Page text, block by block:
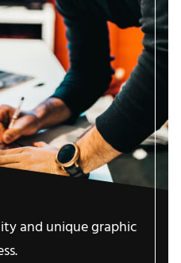
and unique graphic